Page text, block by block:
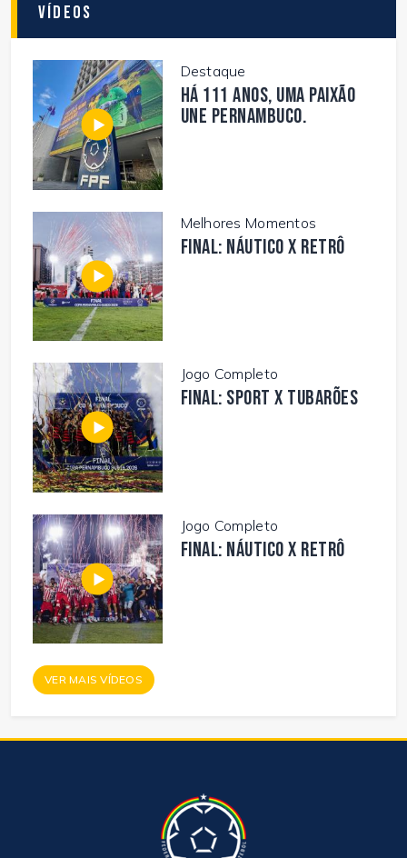
Vídeos
Destaque
Há 111 anos, uma paixão
une Pernambuco.
Melhores Momentos
FINAL: NÁUTICO X RETRÔ
Jogo Completo
FINAL: SPORT X TUBARÕES
Jogo Completo
FINAL: NÁUTICO X RETRÔ
VER MAIS VÍDEOS